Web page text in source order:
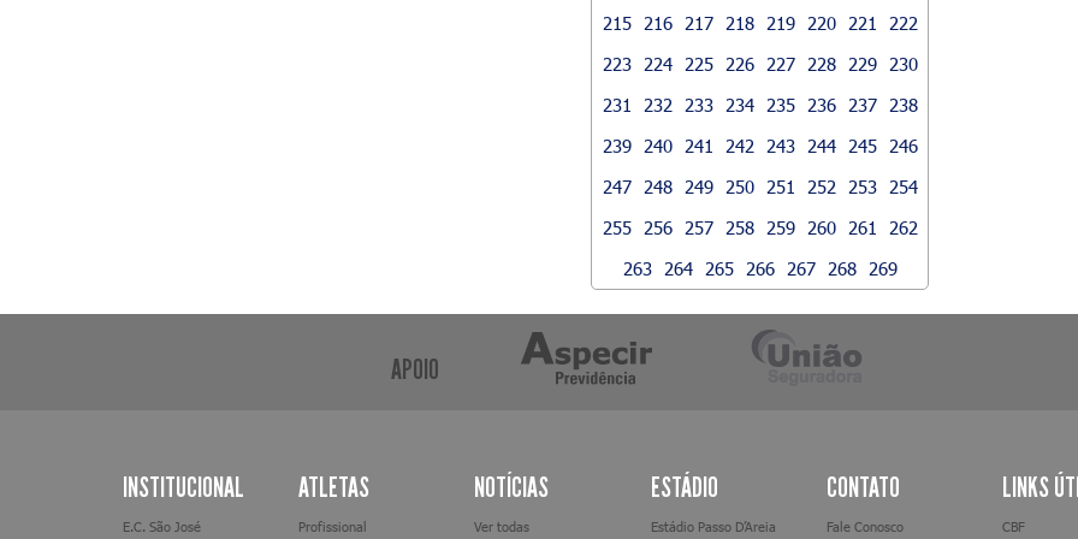
215 216 217 218 219 220 221
222
223
224 225 226 227 228 229
230
231
232 233 234 235 236 237
238
239
240 241 242 243 244 245
246
247
248 249 250 251 252 253
254
255
256 257 258 259 260 261
262
263
264 265 266 267 268 269
APOIO
INSTITUCIONAL
E.C. São José
ATLETAS
Profissional
NOTÍCIAS
Ver todas
ESTÁDIO
Estádio Passo D’Areia
CONTATO
Fale Conosco
LINKS
CBF